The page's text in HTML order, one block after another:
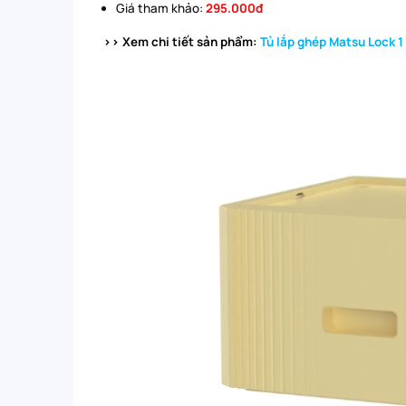
Giá tham khảo: 295.000đ
>> Xem chi tiết sản phẩm:Tủ lắp ghép Matsu Lock